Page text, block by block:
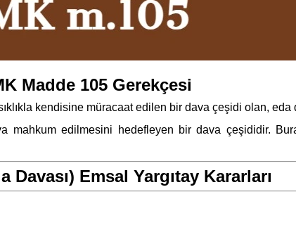
Madde 105 Gerekçesi
kendisine müracaat edilen bir dava çeşidi olan,
mahkum edilmesini hedefleyen bir dava çeşididir.
Davası) Emsal Yargıtay Kararları